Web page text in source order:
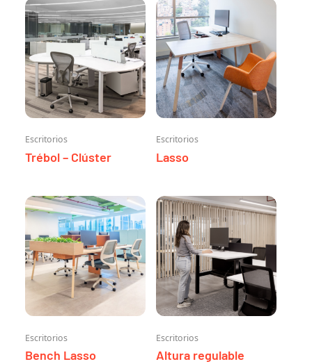
Escritorios
Trébol – Clúster
Escritorios
Lasso
Escritorios
Bench Lasso
Escritorios
Altura regulable